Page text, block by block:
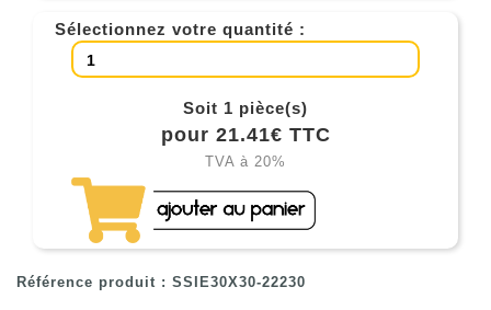
Sélectionnez votre quantité :
Soit 1 pièce(s)
pour 21.41€ TTC
TVA à 20%
Référence produit : SSIE30X30-22230